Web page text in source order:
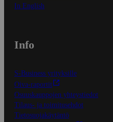
In English
Info
S-Business yrityksille
Oiva-raportit
Osuuskauppojen yhteystiedot
Tilaus- ja toimitusehdot
Tietosuojakäytäntö